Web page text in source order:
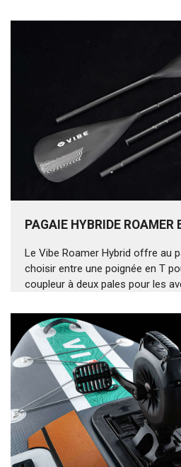
PAGAIE HYBRIDE ROAMER
Le Vibe Roamer Hybrid offre au
choisir entre une poignée en T
coupleur à deux pales pour les